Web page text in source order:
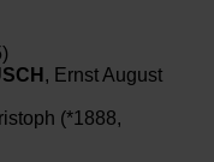
, Ernst August
(*1888,